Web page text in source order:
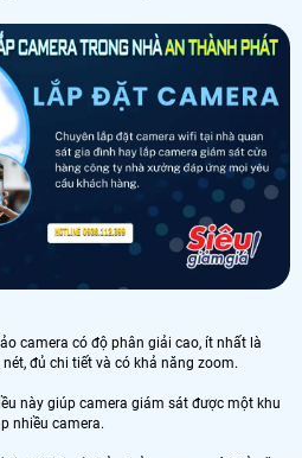
camera có độ phân giải cao, ít nhất là
đủ chi tiết và có khả năng zoom.
này giúp camera giám sát được một khu
nhiều camera.